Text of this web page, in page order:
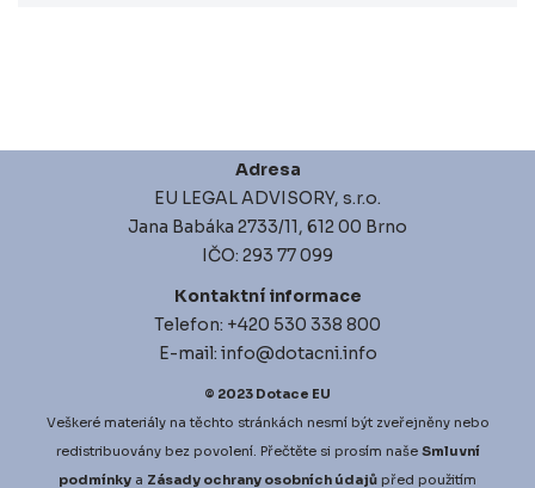
Adresa
EU LEGAL ADVISORY, s.r.o.
Jana Babáka 2733/11, 612 00 Brno
IČO: 293 77 099
Kontaktní informace
Telefon: +420 530 338 800
E-mail: info@dotacni.info
© 2023 Dotace EU
Veškeré materiály na těchto stránkách nesmí být zveřejněny nebo
redistribuovány bez povolení. Přečtěte si prosím naše Smluvní
podmínky a Zásady ochrany osobních údajů před použitím